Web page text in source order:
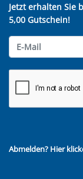
Jetzt erhalten Sie
5,00 Gutschein!
Abmelden? Hier